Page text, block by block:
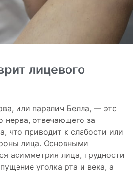
лицевого
или паралич Белла, — это
нерва, отвечающего за
что приводит к слабости или
лица. Основными
асимметрия лица, трудности
уголка рта и века, а